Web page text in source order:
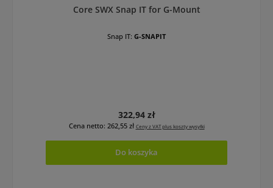
Core SWX Snap IT for G-Mount
Snap IT: G-SNAPIT
Cena regularna:
322,94 zł
Cena netto: 262,55 zł Ceny z VAT plus koszty wysyłki
Do koszyka